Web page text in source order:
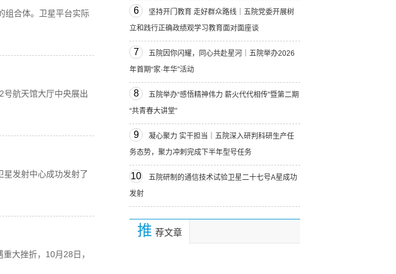
组合体。卫星平台实际
号航天馆大厅中央展出
星发射中心成功发射了
大挫折，10月28日，
6
坚持开门教育 走好群众路线｜五院党委开展树
立和践行正确政绩观学习教育面对面座谈
7
五院因你闪耀，同心共赴星河｜五院举办2026
年首期“家·年华”活动
8
五院举办“感悟精神伟力 薪火代代相传”暨第二期
“共青春大讲堂”
9
凝心聚力 实干担当｜五院深入研判科研生产任
务态势，聚力冲刺完成下半年型号任务
10
五院研制的通信技术试验卫星二十七号A星成功
发射
推 荐文章